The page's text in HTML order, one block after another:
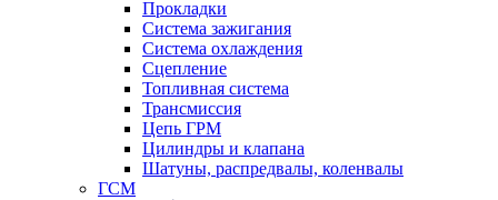
Прокладки
Система зажигания
Система охлаждения
Сцепление
Топливная система
Трансмиссия
Цепь ГРМ
Цилиндры и клапана
Шатуны, распредвалы, коленвалы
ГСМ